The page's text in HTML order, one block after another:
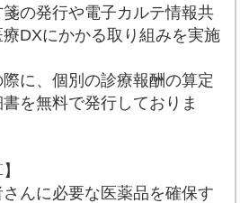
箋の発行や電子カルテ情報共
DXにかかる取り組みを実施
際に、個別の診療報酬の算定
を無料で発行しておりま
さんに必要な医薬品を確保す